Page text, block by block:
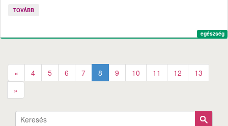
TOVÁBB
egészség
« 4 5 6 7 8 9 10 11 12
13
»